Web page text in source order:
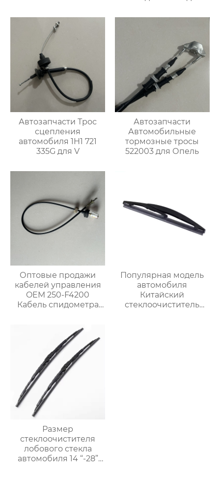
подходят для
Chevrolet Impala 2013-
2006
Автозапчасти Трос
сцепления
автомобиля 1H1 721
335G для V
Автозапчасти
Автомобильные
тормозные тросы
522003 для Опель
Оптовые продажи
кабелей управления
OEM 250-F4200
Кабель спидометра
Популярная модель
автомобиля
Китайский
стеклоочиститель
Размер
стеклоочистителя
лобового стекла
автомобиля 14 “-28”